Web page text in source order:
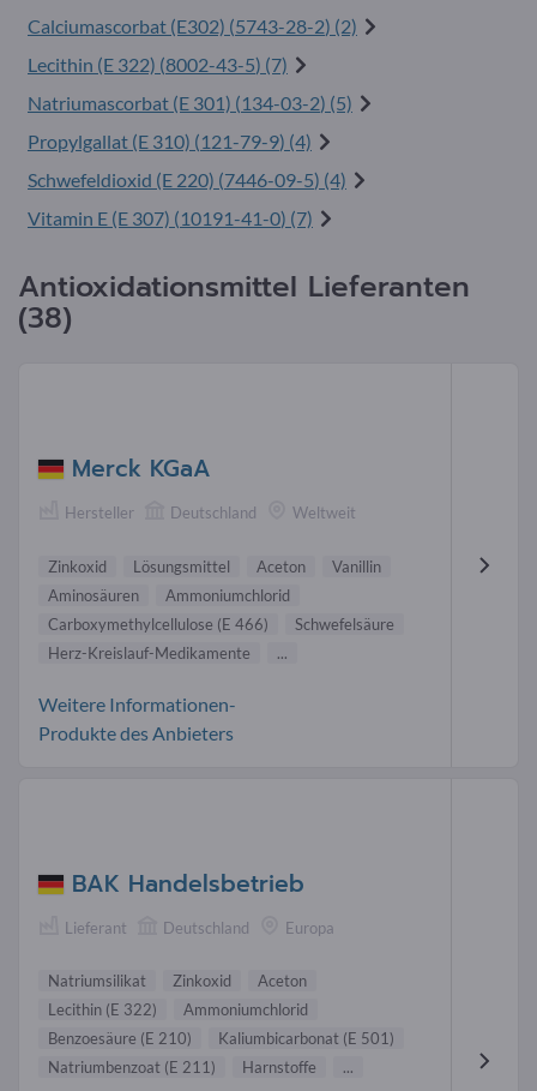
Calciumascorbat (E302) (5743-28-2) (2)
Lecithin (E 322) (8002-43-5) (7)
Natriumascorbat (E 301) (134-03-2) (5)
Propylgallat (E 310) (121-79-9) (4)
Schwefeldioxid (E 220) (7446-09-5) (4)
Vitamin E (E 307) (10191-41-0) (7)
Antioxidationsmittel Lieferanten
(38)
Merck KGaA
Hersteller Deutschland Weltweit
Zinkoxid Lösungsmittel Aceton
Vanillin
Aminosäuren
Ammoniumchlorid
Carboxymethylcellulose (E 466)
Schwefelsäure
Herz-Kreislauf-Medikamente
...
Weitere Informationen-
Produkte des Anbieters
BAK Handelsbetrieb
Lieferant Deutschland Europa
Natriumsilikat Zinkoxid
Aceton
Lecithin (E 322)
Ammoniumchlorid
Benzoesäure (E 210)
Kaliumbicarbonat (E 501)
Natriumbenzoat (E 211)
Harnstoffe ...